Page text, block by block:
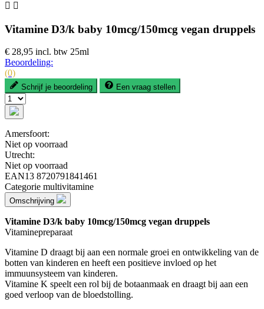
 
Vitamine D3/k baby 10mcg/150mcg vegan druppels
€ 28,95 incl. btw 25ml
Beoordeling:
(0)
Schrijf je beoordeling Een vraag stellen
Amersfoort:
Niet op voorraad
Utrecht:
Niet op voorraad
EAN13 8720791841461
Categorie multivitamine
Omschrijving
Vitamine D3/k baby 10mcg/150mcg vegan druppels
Vitaminepreparaat
Vitamine D draagt bij aan een normale groei en ontwikkeling van de
botten van kinderen en heeft een positieve invloed op het
immuunsysteem van kinderen.
Vitamine K speelt een rol bij de botaanmaak en draagt bij aan een
goed verloop van de bloedstolling.